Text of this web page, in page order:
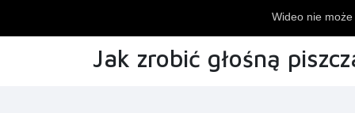
Jak zrobić głośną